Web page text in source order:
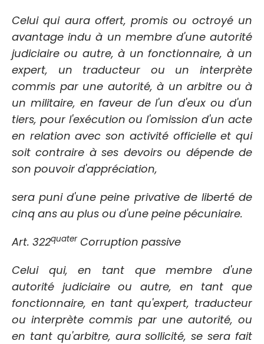
Celui qui aura offert, promis ou octroyé un
avantage indu à un membre d'une autorité
judiciaire ou autre, à un fonctionnaire, à un
expert, un traducteur ou un interprète
commis par une autorité, à un arbitre ou à
un militaire, en faveur de l'un d'eux ou d'un
tiers, pour l'exécution ou l'omission d'un acte
en relation avec son activité officielle et qui
soit contraire à ses devoirs ou dépende de
son pouvoir d'appréciation,
sera puni d'une peine privative de liberté de
cinq ans au plus ou d'une peine pécuniaire.
Art. 322quaterCorruption passive
Celui qui, en tant que membre d'une
autorité judiciaire ou autre, en tant que
fonctionnaire, en tant qu'expert, traducteur
ou interprète commis par une autorité, ou
en tant qu'arbitre, aura sollicité, se sera fait